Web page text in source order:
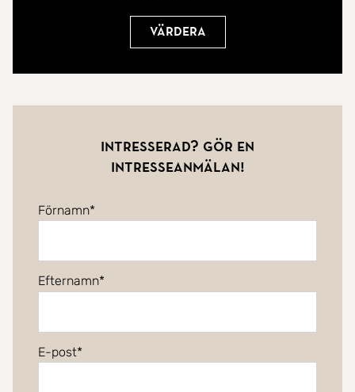
Värdera
Intresserad? Gör en
intresseanmälan!
Förnamn
Efternamn
E-post